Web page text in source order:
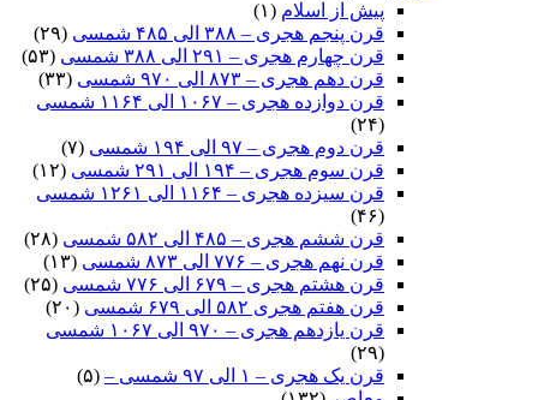
پیش از اسلام (۱)
قرن پنجم هجری – ۳۸۸ الی ۴۸۵ شمسی
(۲۹)
قرن چهارم هجری – ۲۹۱ الی ۳۸۸ شمسی
(۵۳)
قرن دهم هجری – ۸۷۳ الی ۹۷۰ شمسی
(۳۳)
قرن دوازده هجری – ۱۰۶۷ الی ۱۱۶۴ شمسی
(۲۴)
قرن دوم هجری – ۹۷ الی ۱۹۴ شمسی
(۷)
قرن سوم هجری – ۱۹۴ الی ۲۹۱ شمسی
(۱۲)
قرن سیزده هجری – ۱۱۶۴ الی ۱۲۶۱ شمسی
(۴۶)
قرن ششم هجری – ۴۸۵ الی ۵۸۲ شمسی
(۲۸)
قرن نهم هجری – ۷۷۶ الی ۸۷۳ شمسی
(۱۳)
قرن هشتم هجری – ۶۷۹ الی ۷۷۶ شمسی
(۲۵)
قرن هفتم هجری ۵۸۲ الی ۶۷۹ شمسی
(۲۰)
قرن یازدهم هجری – ۹۷۰ الی ۱۰۶۷ شمسی
(۲۹)
قرن یک هجری – ۱ الی ۹۷ شمسی –
(۵)